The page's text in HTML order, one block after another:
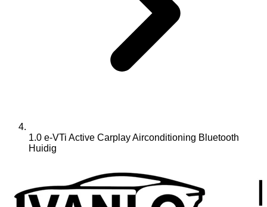
1.0 e-VTi Active Carplay Airconditioning Bluetooth
Huidig